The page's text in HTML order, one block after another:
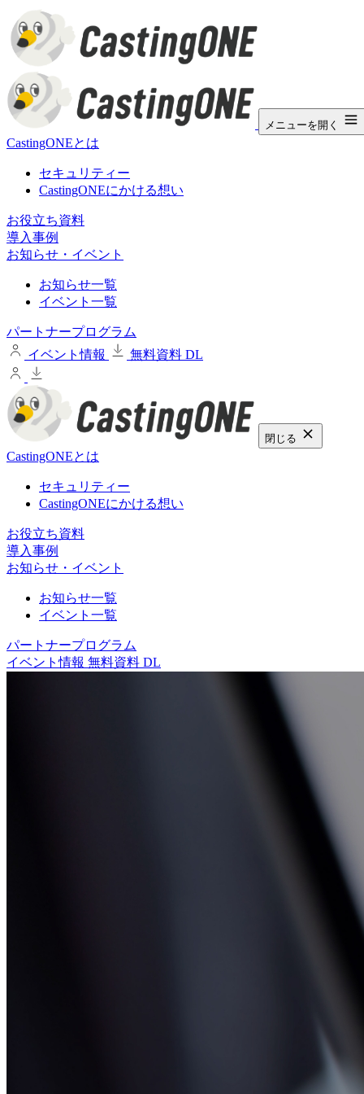
メニューを開く
CastingONEとは
セキュリティー
CastingONEにかける想い
お役立ち資料
導入事例
お知らせ・イベント
お知らせ一覧
イベント一覧
パートナープログラム
イベント情報
無料資料 DL
閉じる
CastingONEとは
セキュリティー
CastingONEにかける想い
お役立ち資料
導入事例
お知らせ・イベント
お知らせ一覧
イベント一覧
パートナープログラム
イベント情報 無料資料 DL